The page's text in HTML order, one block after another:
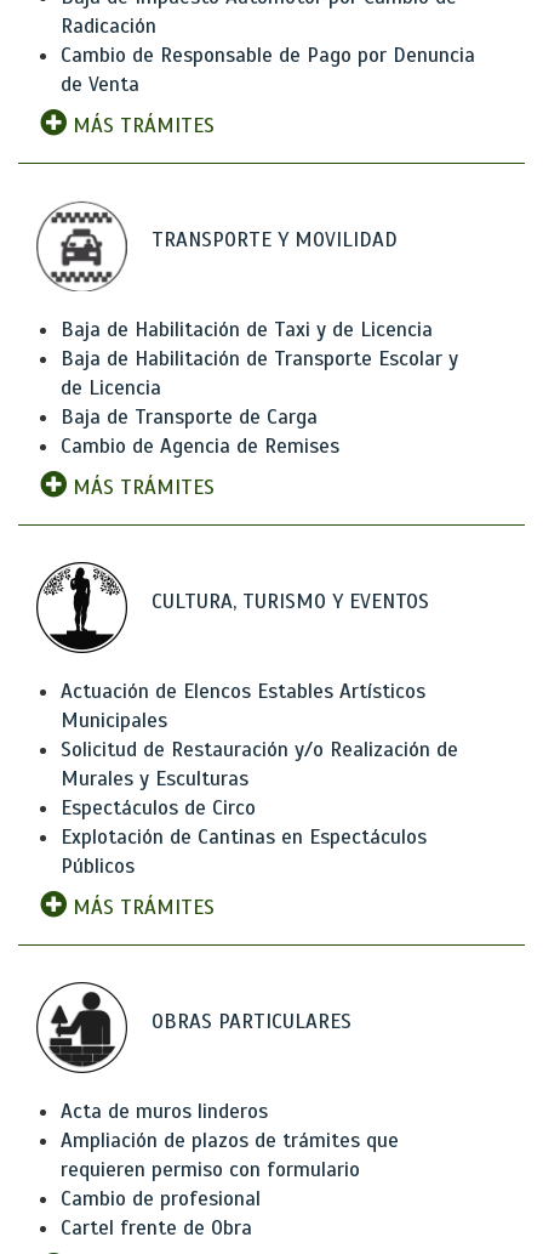
Radicación
Cambio de Responsable de Pago por Denuncia
de Venta
MÁS TRÁMITES
TRANSPORTE Y MOVILIDAD
Baja de Habilitación de Taxi y de Licencia
Baja de Habilitación de Transporte Escolar y
de Licencia
Baja de Transporte de Carga
Cambio de Agencia de Remises
MÁS TRÁMITES
CULTURA, TURISMO Y EVENTOS
Actuación de Elencos Estables Artísticos
Municipales
Solicitud de Restauración y/o Realización de
Murales y Esculturas
Espectáculos de Circo
Explotación de Cantinas en Espectáculos
Públicos
MÁS TRÁMITES
OBRAS PARTICULARES
Acta de muros linderos
Ampliación de plazos de trámites que
requieren permiso con formulario
Cambio de profesional
Cartel frente de Obra